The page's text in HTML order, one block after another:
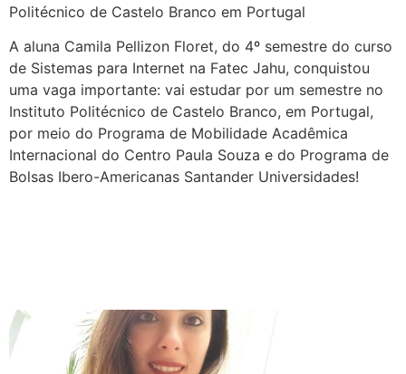
Politécnico de Castelo Branco em Portugal
A aluna Camila Pellizon Floret, do 4º semestre do curso
de Sistemas para Internet na Fatec Jahu, conquistou
uma vaga importante: vai estudar por um semestre no
Instituto Politécnico de Castelo Branco, em Portugal,
por meio do Programa de Mobilidade Acadêmica
Internacional do Centro Paula Souza e do Programa de
Bolsas Ibero-Americanas Santander Universidades!